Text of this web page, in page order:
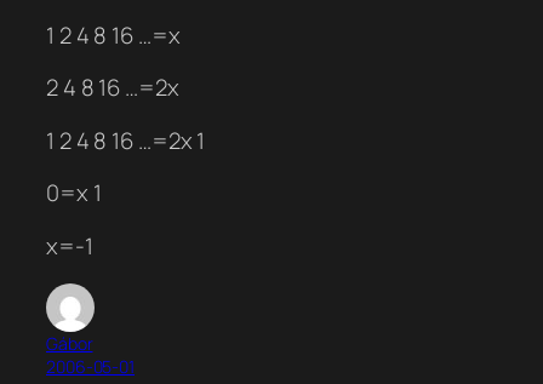
1 2 4 8 16 …=x
2 4 8 16 …=2x
1 2 4 8 16 …=2x 1
0=x 1
x=-1
Gábor
2006-05-01